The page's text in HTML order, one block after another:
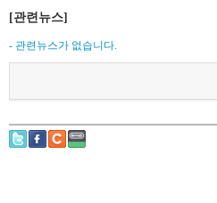
[관련뉴스]
- 관련뉴스가 없습니다.